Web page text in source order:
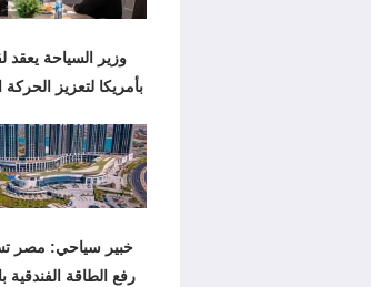
وزير السياحة يعقد
بأمريكا لتعزيز الحركة
خبير سياحي: مصر
رفع الطاقة الفندقية